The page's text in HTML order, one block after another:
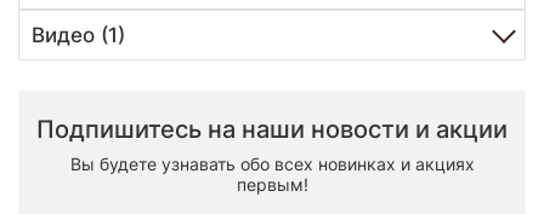
Видео (1)
Подпишитесь на наши новости и акции
Вы будете узнавать обо всех новинках и акциях
первым!